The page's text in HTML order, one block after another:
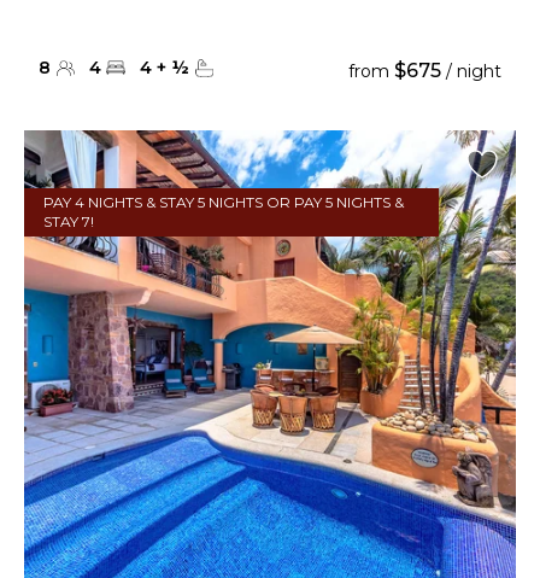
8 4 4 + ½ from $675 / night
PAY 4 NIGHTS & STAY 5 NIGHTS OR PAY 5 NIGHTS &
STAY 7!